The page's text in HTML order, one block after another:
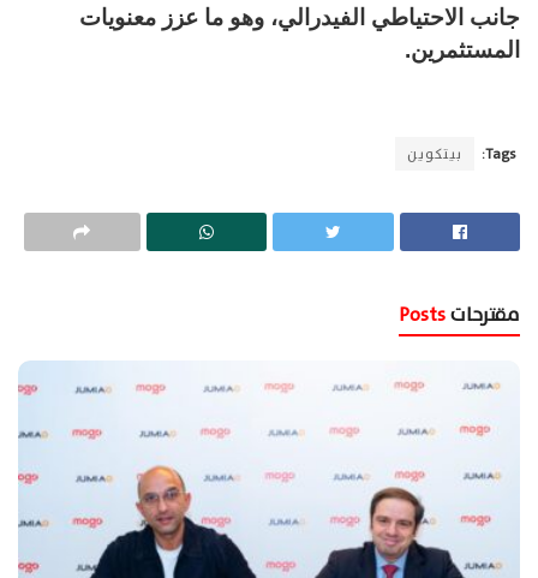
جانب الاحتياطي الفيدرالي، وهو ما عزز معنويات
المستثمرين.
Tags: بيتكوين
مقترحات